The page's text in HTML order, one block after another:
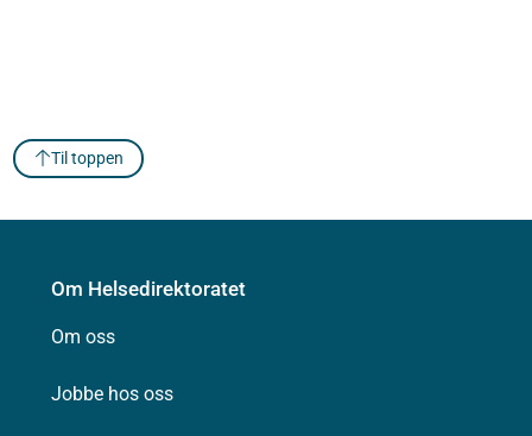
Til toppen
Om Helsedirektoratet
Om oss
Jobbe hos oss